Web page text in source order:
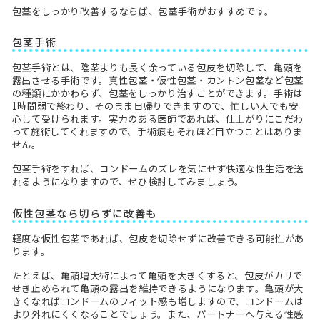
包茎をしっかり改善するならば、包茎手術がおすすめです。
包茎手術
包茎手術とは、陰茎よりも長く余っている包皮を切除して、亀頭を
露出させる手術です。真性包茎・仮性包茎・カントン包茎など包茎
の種類にかかわらず、包茎をしっかり治すことができます。手術は
1時間弱で終わり、そのまま日帰りできますので、忙しい人でも安
心して受けられます。実力のある医師であれば、仕上がりにこだわ
って施術してくれますので、手術痕もそれほど目立つことはありま
せん。
包茎手術をすれば、コンドームのズレを気にせず快適な性生活を送
れるようになりますので、ぜひ検討してみましょう。
仮性包茎なら切らずに改善も
軽度な仮性包茎であれば、包皮を切除せずに改善できる可能性があ
ります。
たとえば、亀頭増大術によって亀頭を大きくすると、包皮がカリで
せき止められて亀頭の露出を維持できるようになります。亀頭が大
きくなればコンドームのフィット感も増しますので、コンドームは
より外れにくくなることでしょう。また、パートナーへ与える性感